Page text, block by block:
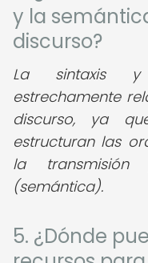
y la
discurso?
La sintaxis
estrechamente
discurso, ya
estructuran las
la transmisión
(semántica).
5. ¿Dónde